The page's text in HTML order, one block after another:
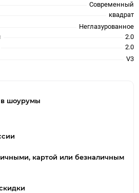
Современный
квадрат
Неглазурованное
2.0
2.0
V3
шоурумы
картой или безналичным